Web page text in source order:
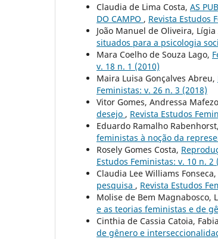
Claudia de Lima Costa, AS
DO CAMPO , Revista Estudos
João Manuel de Oliveira, Lígia
situados para a psicologia
Mara Coelho de Souza Lago,
v. 18 n. 1 (2010)
Maira Luisa Gonçalves Abreu,
Feministas: v. 26 n. 3 (2018)
Vitor Gomes, Andressa
desejo , Revista Estudos
Eduardo Ramalho
feministas à noção da
Rosely Gomes Costa,
Estudos Feministas: v. 10 n. 2
Claudia Lee Williams Fonseca,
pesquisa , Revista Estudos
Molise de Bem Magnabosco,
e as teorias feministas e de
Cinthia de Cassia Catoia,
de gênero e